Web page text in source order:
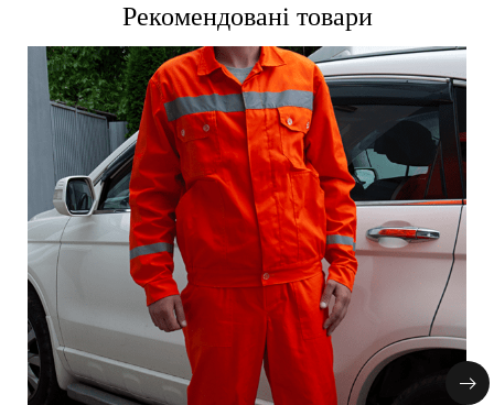
Рекомендовані товари